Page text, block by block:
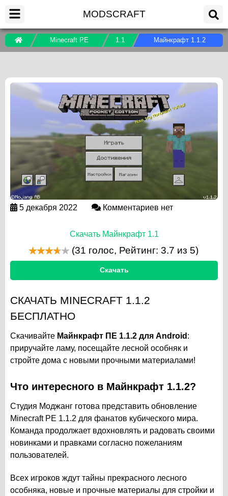
MODSCRAFT
Minecraft PE 1.1 Майнкрафт 1.1.2
5 декабря 2022 Комментариев нет
Скачать Майнкрафт 1.1
(31 голос, Рейтинг: 3.7 из 5)
Скачать
СКАЧАТЬ MINECRAFT 1.1.2
БЕСПЛАТНО
Скачивайте Майнкрафт ПЕ 1.1.2 для Android :
приручайте ламу, посещайте лесной особняк и
стройте дома с новыми прочными материалами!
Что интересного в Майнкрафт 1.1.2?
Студия Моджанг готова представить обновление
Minecraft PE 1.1.2 для фанатов кубического мира.
Команда продолжает вдохновлять и радовать своими
новинками и правками согласно пожеланиям
пользователей.
Всех игроков ждут тайны прекрасного лесного
особняка, новые и прочные материалы для стройки и